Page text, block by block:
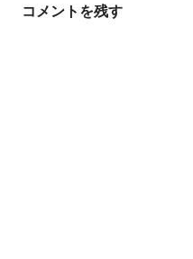
コメントを残す